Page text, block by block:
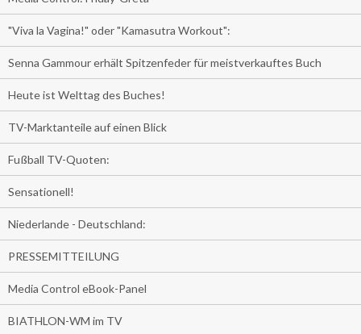
"Viva la Vagina!" oder "Kamasutra Workout":
Senna Gammour erhält Spitzenfeder für meistverkauftes Buch
Heute ist Welttag des Buches!
TV-Marktanteile auf einen Blick
Fußball TV-Quoten:
Sensationell!
Niederlande - Deutschland:
PRESSEMITTEILUNG
Media Control eBook-Panel
BIATHLON-WM im TV